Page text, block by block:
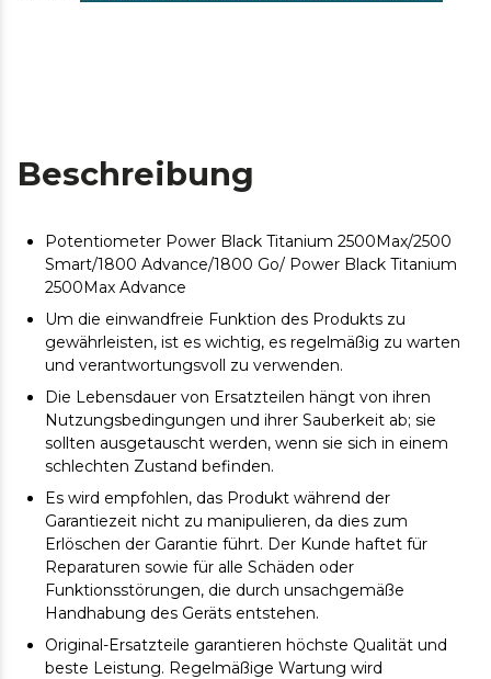
Beschreibung
Potentiometer Power Black Titanium 2500Max/2500
Smart/1800 Advance/1800 Go/ Power Black Titanium
2500Max Advance
Um die einwandfreie Funktion des Produkts zu
gewährleisten, ist es wichtig, es regelmäßig zu warten
und verantwortungsvoll zu verwenden.
Die Lebensdauer von Ersatzteilen hängt von ihren
Nutzungsbedingungen und ihrer Sauberkeit ab; sie
sollten ausgetauscht werden, wenn sie sich in einem
schlechten Zustand befinden.
Es wird empfohlen, das Produkt während der
Garantiezeit nicht zu manipulieren, da dies zum
Erlöschen der Garantie führt. Der Kunde haftet für
Reparaturen sowie für alle Schäden oder
Funktionsstörungen, die durch unsachgemäße
Handhabung des Geräts entstehen.
Original-Ersatzteile garantieren höchste Qualität und
beste Leistung. Regelmäßige Wartung wird